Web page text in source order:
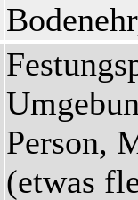
Person,
(etwas